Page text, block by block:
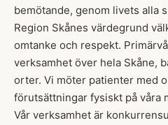
bemötande, genom livets alla
Region Skånes värdegrund
omtanke och respekt.
verksamhet över hela Skåne,
orter. Vi möter patienter med
förutsättningar fysiskt på våra
Vår verksamhet är